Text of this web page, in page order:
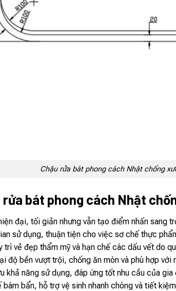
Chậu rửa bát phong cách Nhật chống
rửa bát phong cách Nhật
đại, tối giản nhưng vẫn tạo điểm nhấn sang
sử dụng, thuận tiện cho việc sơ chế thực
vẻ đẹp thẩm mỹ và hạn chế các dấu vết do
độ bền vượt trội, chống ăn mòn và phù hợp
khả năng sử dụng, đáp ứng tốt nhu cầu của
bẩn, hỗ trợ vệ sinh nhanh chóng và tiết